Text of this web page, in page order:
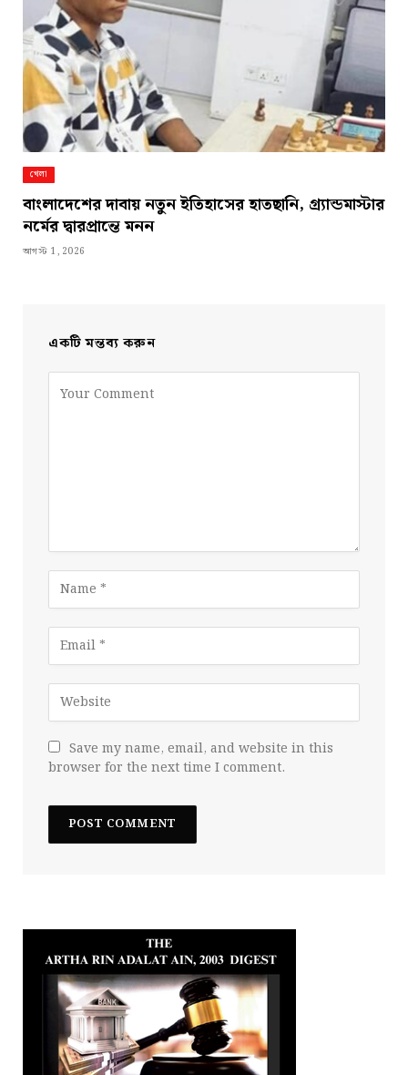
খেলা
বাংলাদেশের দাবায় নতুন ইতিহাসের হাতছানি, গ্র্যান্ডমাস্টার
নর্মের দ্বারপ্রান্তে মনন
আগস্ট 1, 2026
একটি মন্তব্য করুন
Save my name, email, and website in this
browser for the next time I comment.